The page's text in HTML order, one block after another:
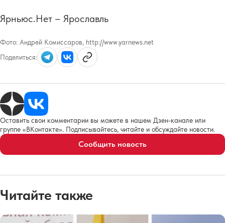
Ярньюс.Нет – Ярославль
Фото: Андрей Комиссаров, http://www.yarnews.net
Поделиться:
Оставить свои комментарии вы можете в нашем Дзен-канале или
группе «ВКонтакте». Подписывайтесь, читайте и обсуждайте новости.
Сообщить новость
Читайте также